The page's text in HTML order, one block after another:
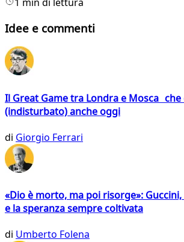
Idee e commenti
Il Great Game tra Londra e Mosca
(indisturbato) anche oggi
di Giorgio Ferrari
«Dio è morto, ma poi risorge»:
e la speranza sempre coltivata
di Umberto Folena